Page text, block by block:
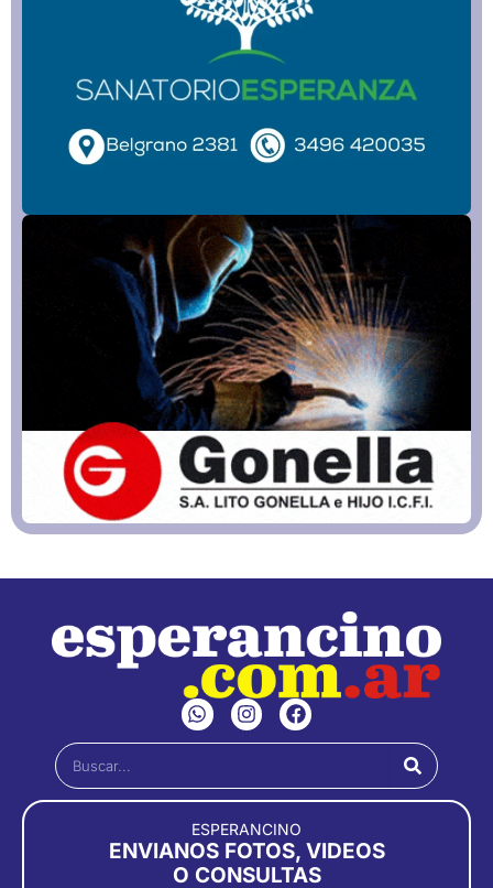
W
h
a
s
a
p
p
I
n
s
a
g
r
a
m
F
a
c
b
o
o
k
Buscar
ESPERANCINO
ENVIANOS FOTOS, VIDEOS
O CONSULTAS